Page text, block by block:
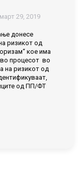
март 29, 2019
донесе
ризикот од
кое има
во процесот во
на ризикот од
од ПП/ФТ